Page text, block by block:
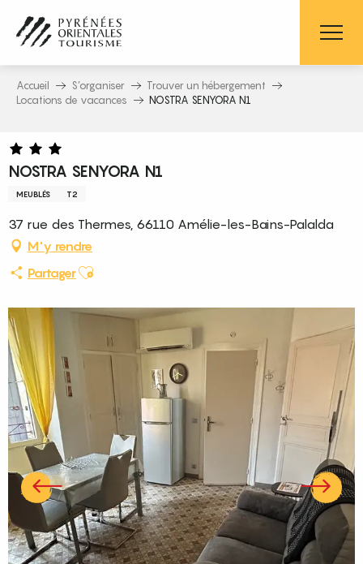
contenu
principal
Accueil S’organiser
Trouver un hébergement
Locations de vacances
NOSTRA SENYORA N1
NOSTRA SENYORA N1
MEUBLÉS T2
37 rue des Thermes, 66110 Amélie-les-Bains-Palalda
M'y rendre
PartagerAjouter aux favoris